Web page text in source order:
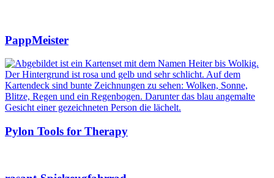
PappMeister
Pylon Tools for Therapy